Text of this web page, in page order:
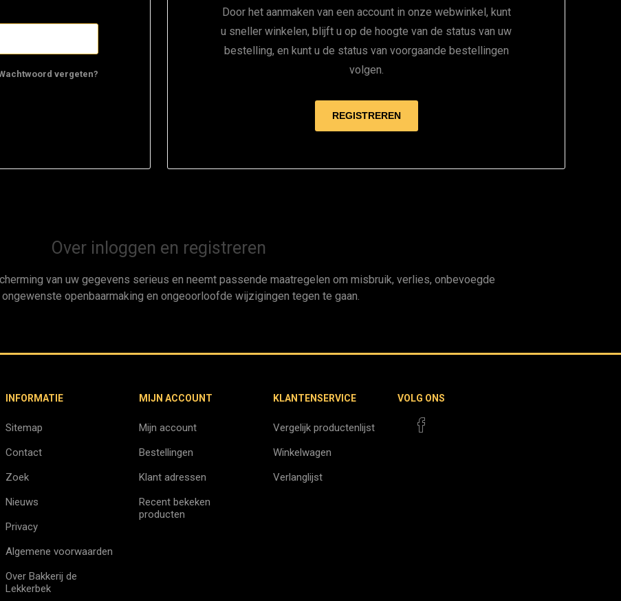
Door het aanmaken van een account in onze webwinkel, kunt
u sneller winkelen, blijft u op de hoogte van de status van uw
bestelling, en kunt u de status van voorgaande bestellingen
volgen.
vergeten?
Over inloggen en registreren
van uw gegevens serieus en neemt passende maatregelen om misbruik, verlies, onbevoegde
openbaarmaking en ongeoorloofde wijzigingen tegen te gaan.
INFORMATIE
Sitemap
Contact
Zoek
Nieuws
Privacy
Algemene voorwaarden
Over Bakkerij de
Lekkerbek
MIJN ACCOUNT
Mijn account
Bestellingen
Klant adressen
Recent bekeken
producten
KLANTENSERVICE
Vergelijk productenlijst
Winkelwagen
Verlanglijst
VOLG ONS